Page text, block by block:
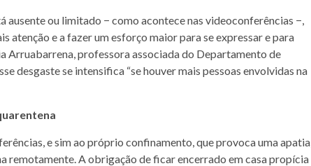
ausente ou limitado − como acontece nas videoconferências −,
atenção e a fazer um esforço maior para se expressar e para
Arruabarrena, professora associada do Departamento de
desgaste se intensifica “se houver mais pessoas envolvidas na
e sim ao próprio confinamento, que provoca uma apatia,
remotamente. A obrigação de ficar encerrado em casa propícia